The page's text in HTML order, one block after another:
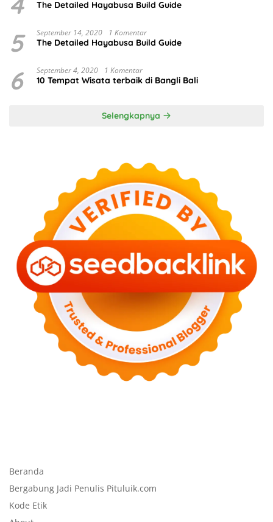
The Detailed Hayabusa Build Guide
5 September 14, 2020 1 Komentar
The Detailed Hayabusa Build Guide
6 September 4, 2020 1 Komentar
10 Tempat Wisata terbaik di Bangli Bali
Selengkapnya
Beranda
Bergabung Jadi Penulis Pituluik.com
Kode Etik